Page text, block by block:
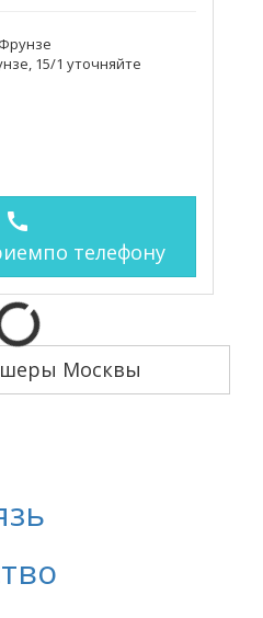
15/1 уточняйте
call
по телефону
Москвы